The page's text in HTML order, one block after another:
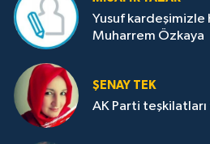
Yusuf kardeşimizle
Muharrem Özkaya
ŞENAY TEK
AK Parti